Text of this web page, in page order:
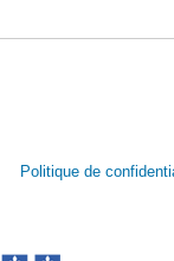
Politique de